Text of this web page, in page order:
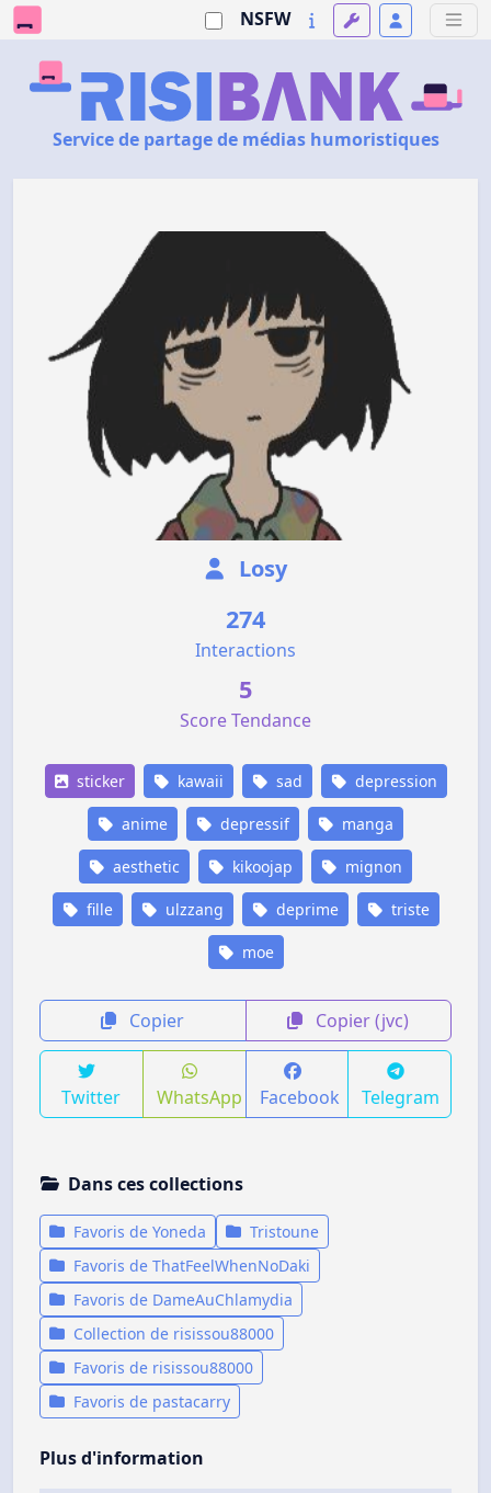
NSFW
Service de partage de médias humoristiques
Losy
274
Interactions
5
Score Tendance
sticker kawaii sad depression
anime depressif manga
aesthetic kikoojap mignon
fille ulzzang deprime triste
moe
Copier Copier (jvc)
Twitter WhatsApp Facebook Telegram
Dans ces collections
Favoris de Yoneda
Tristoune
Favoris de ThatFeelWhenNoDaki
Favoris de DameAuChlamydia
Collection de risissou88000
Favoris de risissou88000
Favoris de pastacarry
Plus d'information